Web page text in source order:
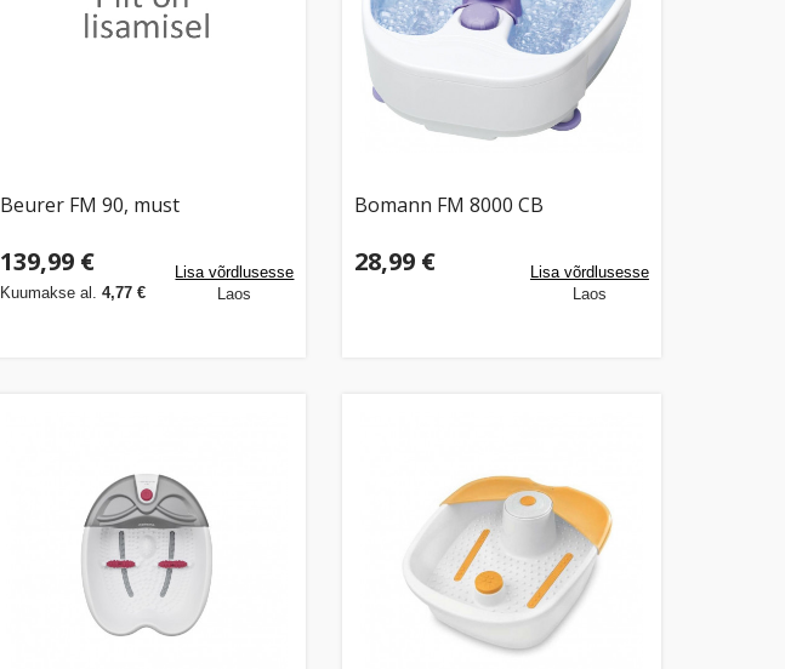
Beurer FM 90, must
139,99 €
Kuumakse al. 4,77 €
Lisa võrdlusesse
Laos
Bomann FM 8000 CB
28,99 €
Lisa võrdlusesse
Laos